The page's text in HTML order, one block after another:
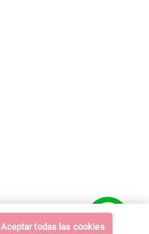
Aceptar todas las cookies